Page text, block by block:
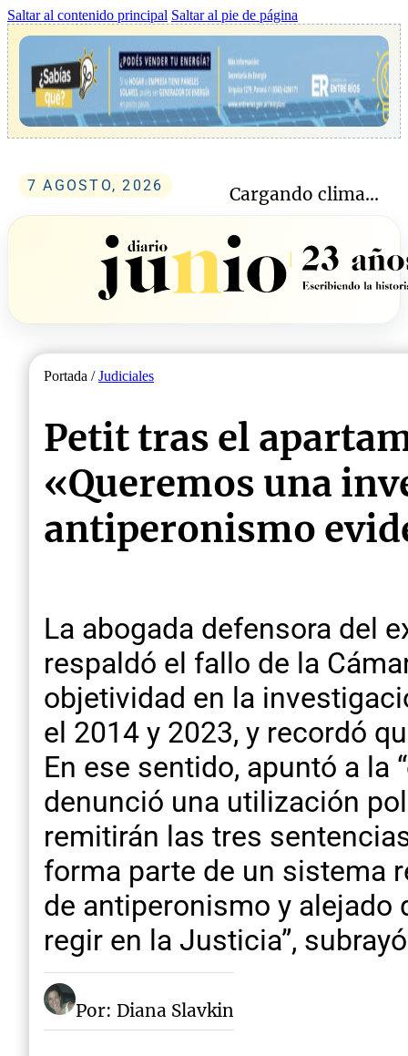
Saltar al contenido principal Saltar al pie de página
7 AGOSTO, 2026 Cargando clima...
Portada /Judiciales
Petit tras el
«Queremos una
antiperonismo
La abogada defensora del
respaldó el fallo de la
objetividad en la
el 2014 y 2023, y recordó
En ese sentido, apuntó a la
denunció una utilización
remitirán las tres
forma parte de un sistema
de antiperonismo y
regir en la Justicia”,
Por: Diana Slavkin